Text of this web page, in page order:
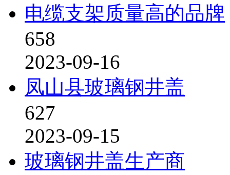
电缆支架质量高的品牌
658
2023-09-16
凤山县玻璃钢井盖
627
2023-09-15
玻璃钢井盖生产商